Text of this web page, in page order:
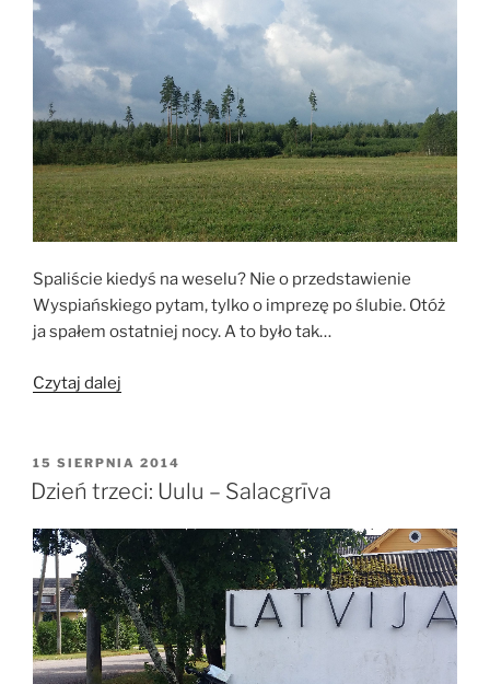
Spaliście kiedyś na weselu? Nie o przedstawienie
Wyspiańskiego pytam, tylko o imprezę po ślubie. Otóż
ja spałem ostatniej nocy. A to było tak…
Czytaj dalej
–
Sigulda”
OPUBLIKOWANE
W
15 SIERPNIA 2014
Dzień trzeci: Uulu – Salacgrīva